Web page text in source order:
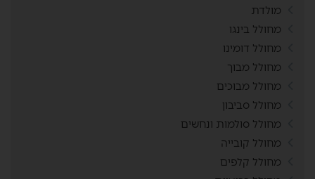
מולדת
מחולל בינגו
מחולל דומינו
מחולל מבוך
מחולל מבוכים
מחולל סביבון
מחולל סולמות ונחשים
מחולל קובייה
מחולל קלפים